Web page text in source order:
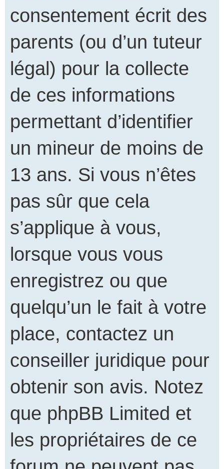
consentement écrit des
parents (ou d’un tuteur
légal) pour la collecte
de ces informations
permettant d’identifier
un mineur de moins de
13 ans. Si vous n’êtes
pas sûr que cela
s’applique à vous,
lorsque vous vous
enregistrez ou que
quelqu’un le fait à votre
place, contactez un
conseiller juridique pour
obtenir son avis. Notez
que phpBB Limited et
les propriétaires de ce